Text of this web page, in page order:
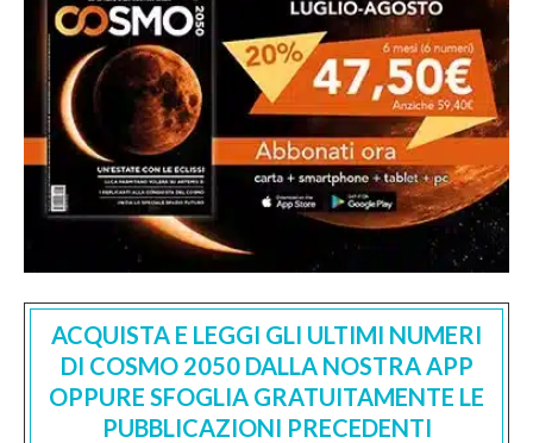
ACQUISTA E LEGGI GLI ULTIMI NUMERI
DI COSMO 2050 DALLA NOSTRA APP
OPPURE SFOGLIA GRATUITAMENTE LE
PUBBLICAZIONI PRECEDENTI